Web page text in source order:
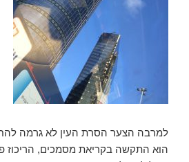
למרבה הצער הסרת העין לא גרמה
הוא התקשה בקריאת מסמכים, הריכוז